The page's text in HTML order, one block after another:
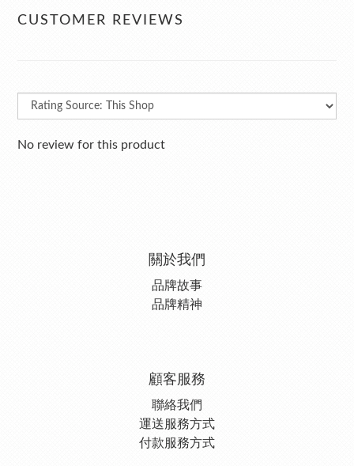
CUSTOMER REVIEWS
No review for this product
關於我們
品牌故事
品牌精神
顧客服務
聯絡我們
運送服務方式
付款服務方式